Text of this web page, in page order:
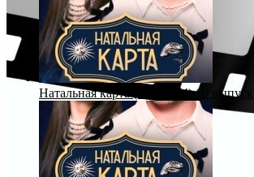
Натальная карта (шоу 2024) 19 выпуск